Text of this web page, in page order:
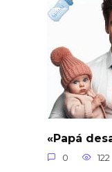
«Papá
0 122